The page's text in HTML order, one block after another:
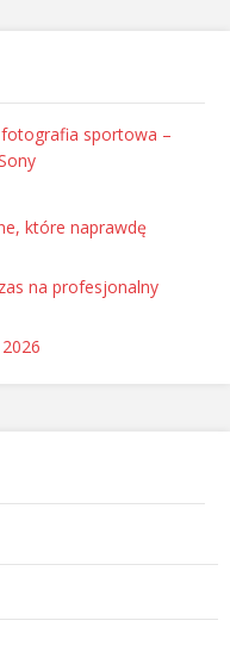
sportowa –
które naprawdę
na profesjonalny